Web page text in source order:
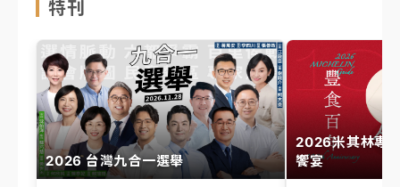
特刊
2026 台灣九合一選舉
2026米其林專
饗宴